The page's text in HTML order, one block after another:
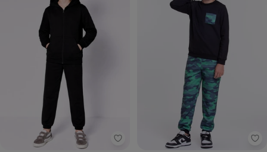
Abrange - Conjunto Infantil